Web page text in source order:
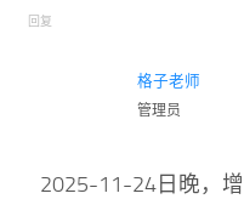
回复
格子老师
管理员
2025-11-24日晚，